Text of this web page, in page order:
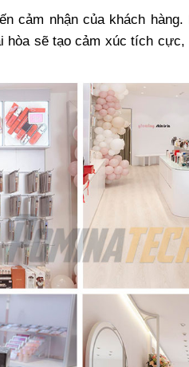
cảm nhận của khách
hòa sẽ tạo cảm xúc tích